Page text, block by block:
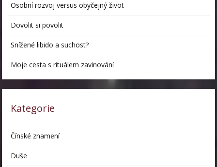
Osobní rozvoj versus obyčejný život
Dovolit si povolit
Snížené libido a suchost?
Moje cesta s rituálem zavinování
Kategorie
Čínské znamení
Duše